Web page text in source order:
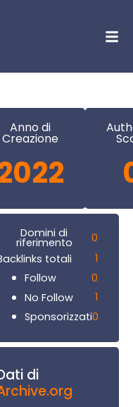
Anno di
Creazione
Domini di
riferimento
0
totali
1
Follow
0
No Follow
1
Sponsorizzati0
di